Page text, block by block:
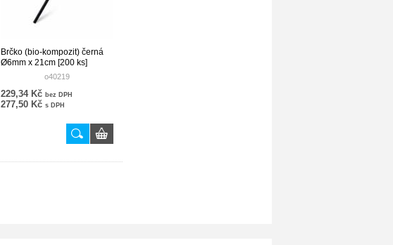
Brčko (bio-kompozit) černá
Ø6mm x 21cm [200 ks]
o40219
229,34 Kč bez DPH
277,50 Kč s DPH